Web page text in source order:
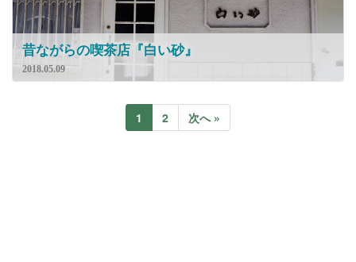
昔ながらの喫茶店『白い砂』
2018.05.09
1 2 次へ »